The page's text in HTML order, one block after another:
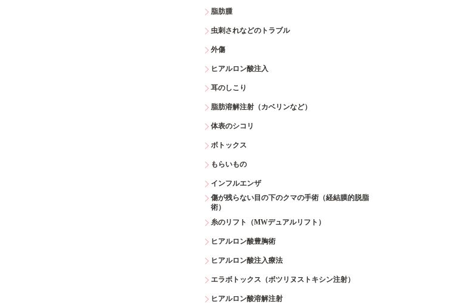
脂肪腫
虫刺されなどのトラブル
外傷
ヒアルロン酸注入
耳のしこり
脂肪溶解注射（カベリンなど）
体表のシコリ
ボトックス
もらいもの
インフルエンザ
傷が残らない目の下のクマの手術（経結膜的脱脂
術）
糸のリフト（MWデュアルリフト）
ヒアルロン酸豊胸術
ヒアルロン酸注入療法
エラボトックス（ボツリヌストキシン注射）
ヒアルロン酸溶解注射